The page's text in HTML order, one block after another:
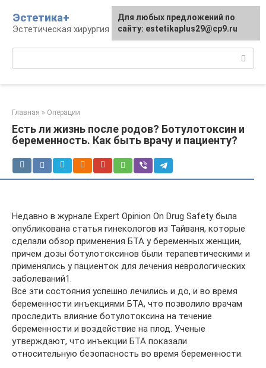
контенту
Эстетика+
Эстетическая хирургия и косметология
Главная » Операции
Есть ли жизнь после родов? Ботулотоксин и
беременность. Как быть врачу и пациенту?
Недавно в журнале Expert Opinion On Drug Safety была
опубликована статья гинекологов из Тайваня, которые
сделали обзор применения БТА у беременных женщин,
причем дозы ботулотоксинов были терапевтическими и
применялись у пациенток для лечения неврологических
заболеваний1.
Все эти состояния успешно лечились и до, и во время
беременности инъекциями БТА, что позволило врачам
проследить влияние ботулотоксина на течение
беременности и воздействие на плод. Ученые
утверждают, что инъекции БТА показали
относительную безопасность во время беременности.
Для любых предложений по
сайту: estetikaplus29@cp9.ru